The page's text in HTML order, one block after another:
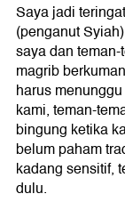
Saya jadi
(penganut
saya dan teman-
magrib
harus
kami, teman-
bingung ketika
belum paham
kadang sensitif,
dulu.